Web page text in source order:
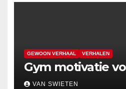
GEWOON VERHAAL VERHALEN
Gym motivatie
VAN SWIETEN